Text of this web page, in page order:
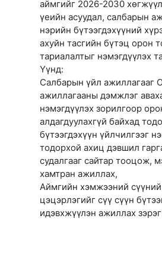
аймгийг 2026-2030
үеийн асуудал, салбарын
нэрийн бүтээгдэхүүний
ахуйн тасгийн бүтэц орон
тариалалтыг нэмэгдүүлэх
Үүнд:
Салбарын үйл ажиллагааг
ажиллагааны дэмжлэг
нэмэгдүүлэх зорилгоор
алдагдуулахгүй байхад
бүтээгдэхүүн үйлчилгээг
тодорхой ахиц дэвшил
судалгааг сайтар тооцож,
хамтран ажиллах,
Аймгийн хэмжээний сүүний
цэцэрлэгийг сүү сүүн
идэвхжүүлэн ажиллах